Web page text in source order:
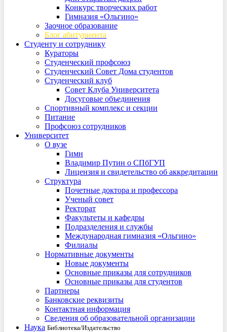
Конкурс творческих работ
Гимназия «Ольгино»
Заочное образование
Блог абитуриента
Студенту и сотруднику
Кураторы
Студенческий профсоюз
Студенческий Совет Дома студентов
Студенческий клуб
Совет Клуба Университета
Досуговые объединения
Спортивный комплекс и секции
Питание
Профсоюз сотрудников
Университет
О вузе
Гимн
Владимир Путин о СПбГУП
Лицензия и свидетельство об аккредитации
Структура
Почетные доктора и профессора
Ученый совет
Ректорат
Факультеты и кафедры
Подразделения и службы
Международная гимназия «Ольгино»
Филиалы
Нормативные документы
Новые документы
Основные приказы для сотрудников
Основные приказы для студентов
Партнеры
Банковские реквизиты
Контактная информация
Сведения об образовательной организации
Наука Библиотека/Издательство